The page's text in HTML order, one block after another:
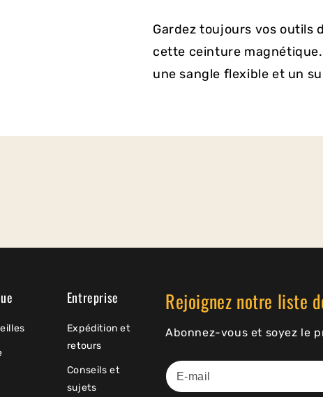
Gardez toujours vos outils
cette ceinture
une sangle flexible et un
Entreprise
Expédition et
retours
Conseils et
sujets
Rejoignez notre liste
Abonnez-vous et soyez le